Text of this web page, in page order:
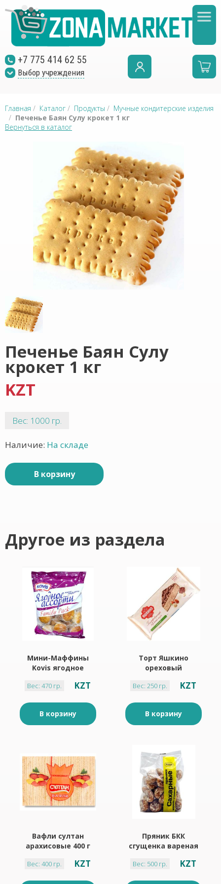
+7 775 414 62 55
Выбор учреждения
Главная / Каталог / Продукты / Мучные кондитерские изделия
/ Печенье Баян Сулу крокет 1 кг
Вернуться в каталог
Печенье Баян Сулу
крокет 1 кг
KZT
Вес: 1000 гр.
Наличие: На складе
В корзину
Другое из раздела
Мини-Маффины
Kovis ягодное
Вес: 470 гр. KZT
В корзину
Торт Яшкино
ореховый
Вес: 250 гр. KZT
В корзину
Вафли султан
арахисовые 400 г
Вес: 400 гр. KZT
Пряник БКК
сгущенка вареная
Вес: 500 гр. KZT